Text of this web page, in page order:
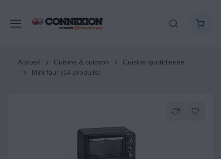
Accueil Cuisine & cuisson
Cuisine quotidienne
Mini four (14 produits)